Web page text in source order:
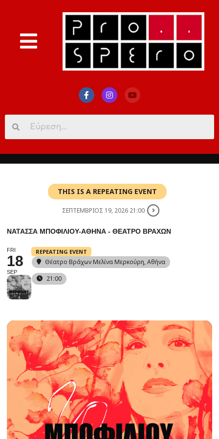
for:
THIS IS A REPEATING EVENT
ΣΕΠΤΕΜΒΡΙΟΣ 19, 2026 21:00
ΝΑΤΑΣΣΑ ΜΠΟΦΙΛΙΟΥ-ΑΘΗΝΑ - ΘΕΑΤΡΟ ΒΡΑΧΩΝ
FRI
18
SEP
REPEATING EVENT
Θέατρο Βράχων Μελίνα Μερκούρη, Αθήνα
21:00